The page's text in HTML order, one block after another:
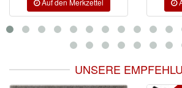
UNSERE